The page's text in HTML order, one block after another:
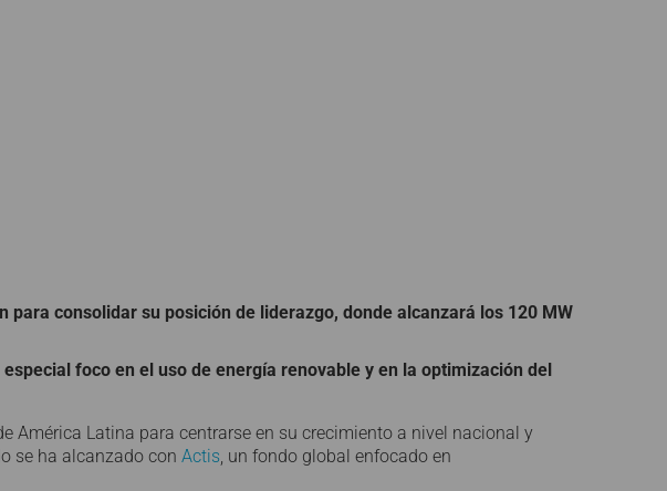
consolidar su posición de liderazgo, donde alcanzará los 120 MW
foco en el uso de energía renovable y en la optimización del
América Latina para centrarse en su crecimiento a nivel nacional y
se ha alcanzado con Actis , un fondo global enfocado en